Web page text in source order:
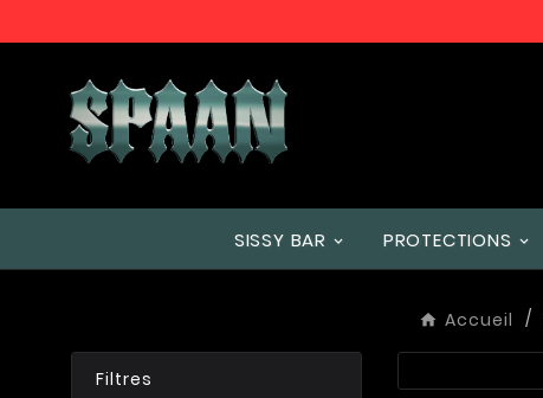
SISSY BAR PROTECTIONS
Accueil
Filtres